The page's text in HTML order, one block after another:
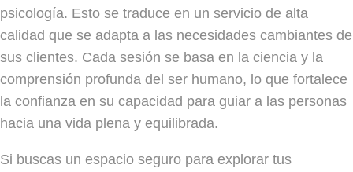
psicología. Esto se traduce en un servicio de alta
calidad que se adapta a las necesidades cambiantes de
sus clientes. Cada sesión se basa en la ciencia y la
comprensión profunda del ser humano, lo que fortalece
la confianza en su capacidad para guiar a las personas
hacia una vida plena y equilibrada.
Si buscas un espacio seguro para explorar tus